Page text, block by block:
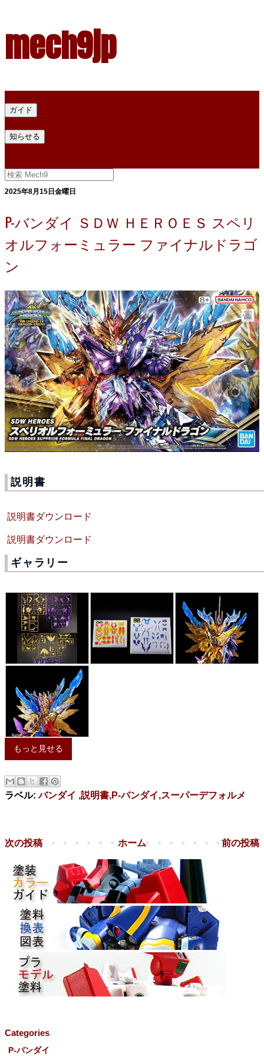
mech9jp
ガイド
知らせる
2025年8月15日金曜日
P-バンダイ ＳＤＷ ＨＥＲＯＥＳ スペリ
オルフォーミュラー ファイナルドラゴ
ン
説明書
説明書ダウンロード
説明書ダウンロード
ギャラリー
もっと見せる
ラベル:バンダイ ,説明書,P-バンダイ,スーパーデフォルメ
次の投稿 前の投稿
ホーム
Categories
P-バンダイ